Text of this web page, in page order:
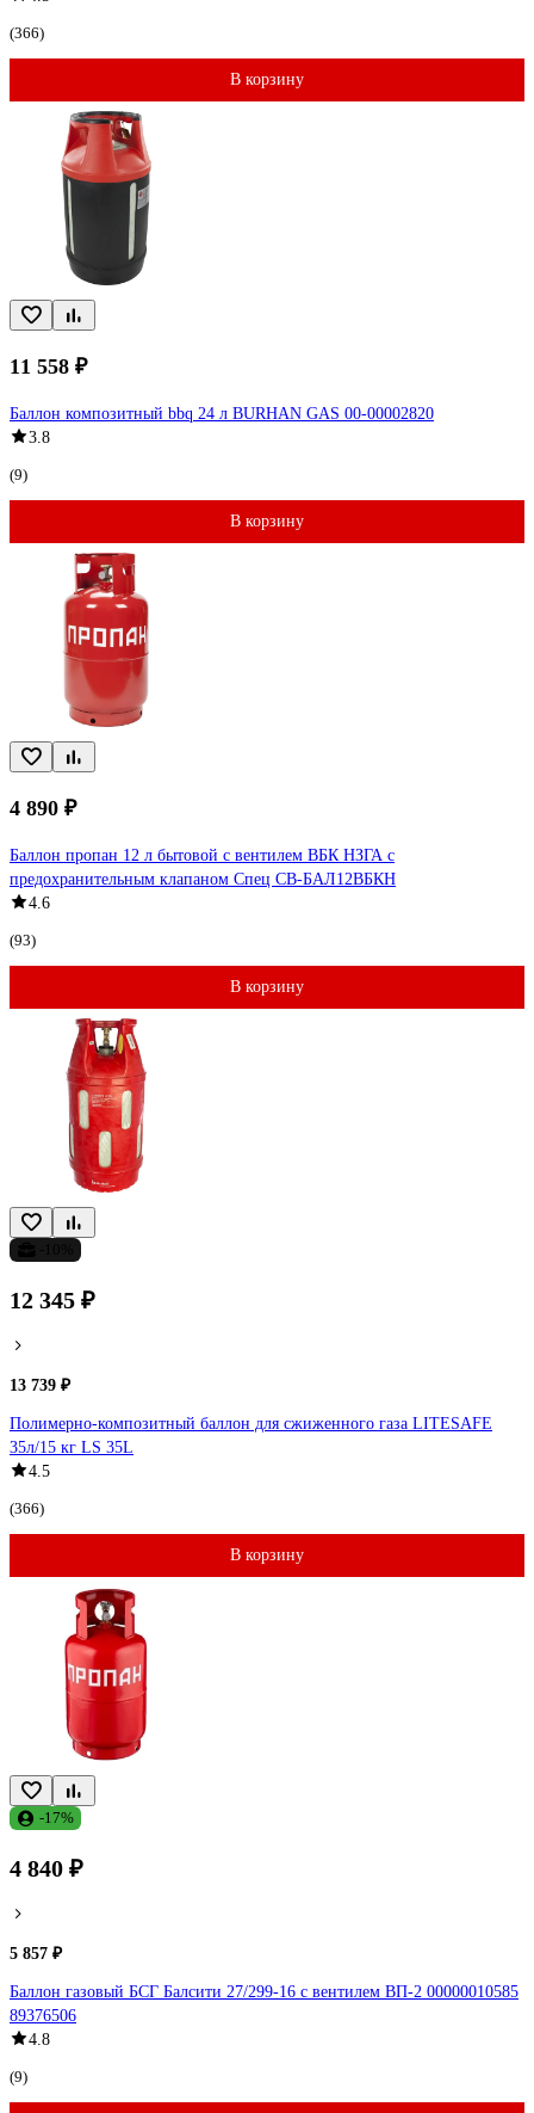
(366)
В корзину
11 558 ₽
Баллон композитный bbq 24 л BURHAN GAS 00-00002820
3.8
(9)
В корзину
4 890 ₽
Баллон пропан 12 л бытовой с вентилем ВБК НЗГА с
предохранительным клапаном Спец СВ-БАЛ12ВБКН
4.6
(93)
В корзину
12 345 ₽
13 739 ₽
Полимерно-композитный баллон для сжиженного газа LITESAFE
35л/15 кг LS 35L
4.5
(366)
В корзину
-17%
4 840 ₽
5 857 ₽
Баллон газовый БСГ Балсити 27/299-16 с вентилем ВП-2 00000010585
89376506
4.8
(9)